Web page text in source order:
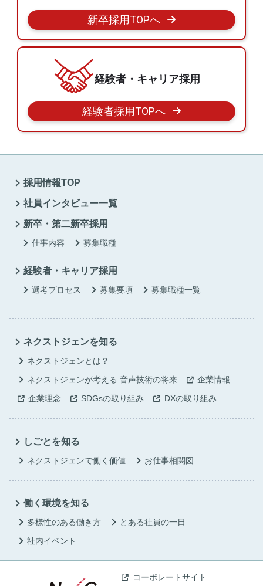
新卒採用TOPへ
経験者・キャリア採用
経験者採用TOPへ
採用情報TOP
社員インタビュー一覧
新卒・第二新卒採用
仕事内容 募集職種
経験者・キャリア採用
選考プロセス 募集要項 募集職種一覧
ネクストジェンを知る
ネクストジェンとは？
ネクストジェンが考える 音声技術の将来
企業情報
企業理念
SDGsの取り組み DXの取り組み
しごとを知る
ネクストジェンで働く価値 お仕事相関図
働く環境を知る
多様性のある働き方
とある社員の一日
社内イベント
コーポレートサイト